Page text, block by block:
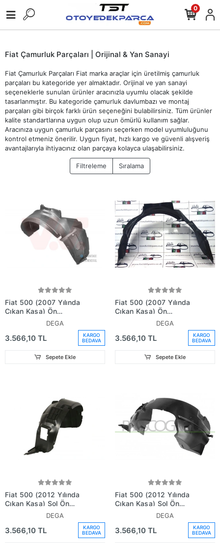
0
Fiat Çamurluk Parçaları | Orijinal & Yan Sanayi
Fiat Çamurluk Parçaları Fiat marka araçlar için üretilmiş çamurluk
parçaları bu kategoride yer almaktadır. Orijinal ve yan sanayi
seçeneklerle sunulan ürünler aracınızla uyumlu olacak şekilde
tasarlanmıştır. Bu kategoride çamurluk davlumbazı ve montaj
parçaları gibi birçok farklı ürün seçeneğini bulabilirsiniz. Tüm ürünler
kalite standartlarına uygun olup uzun ömürlü kullanım sağlar.
Aracınıza uygun çamurluk parçasını seçerken model uyumluluğunu
kontrol etmeniz önerilir. Uygun fiyat, hızlı kargo ve güvenli alışveriş
avantajlarıyla ihtiyacınız olan parçaya kolayca ulaşabilirsiniz.
Filtreleme Sıralama
Fiat 500 (2007 Yılında
Çıkan Kasa) Ön
Çamurluk Davlumbazı
51786785)
DEGA
3.566,10 TL
KARGO
BEDAVA
Sepete Ekle
Fiat 500 (2007 Yılında
Çıkan Kasa) Ön
Çamurluk Davlumbazı Sol
DEGA
3.566,10 TL
KARGO
BEDAVA
Sepete Ekle
Fiat 500 (2012 Yılında
Çıkan Kasa) Sol Ön
Çamurluk Davlumbazı
DEGA
3.566,10 TL
KARGO
BEDAVA
Fiat 500 (2012 Yılında
Çıkan Kasa) Sol Ön
Çamurluk Davlumbazı
52122981)
DEGA
3.566,10 TL
KARGO
BEDAVA